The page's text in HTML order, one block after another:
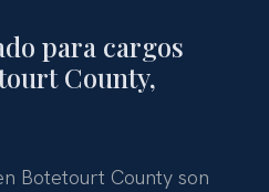
para cargos
County,
Botetourt County son